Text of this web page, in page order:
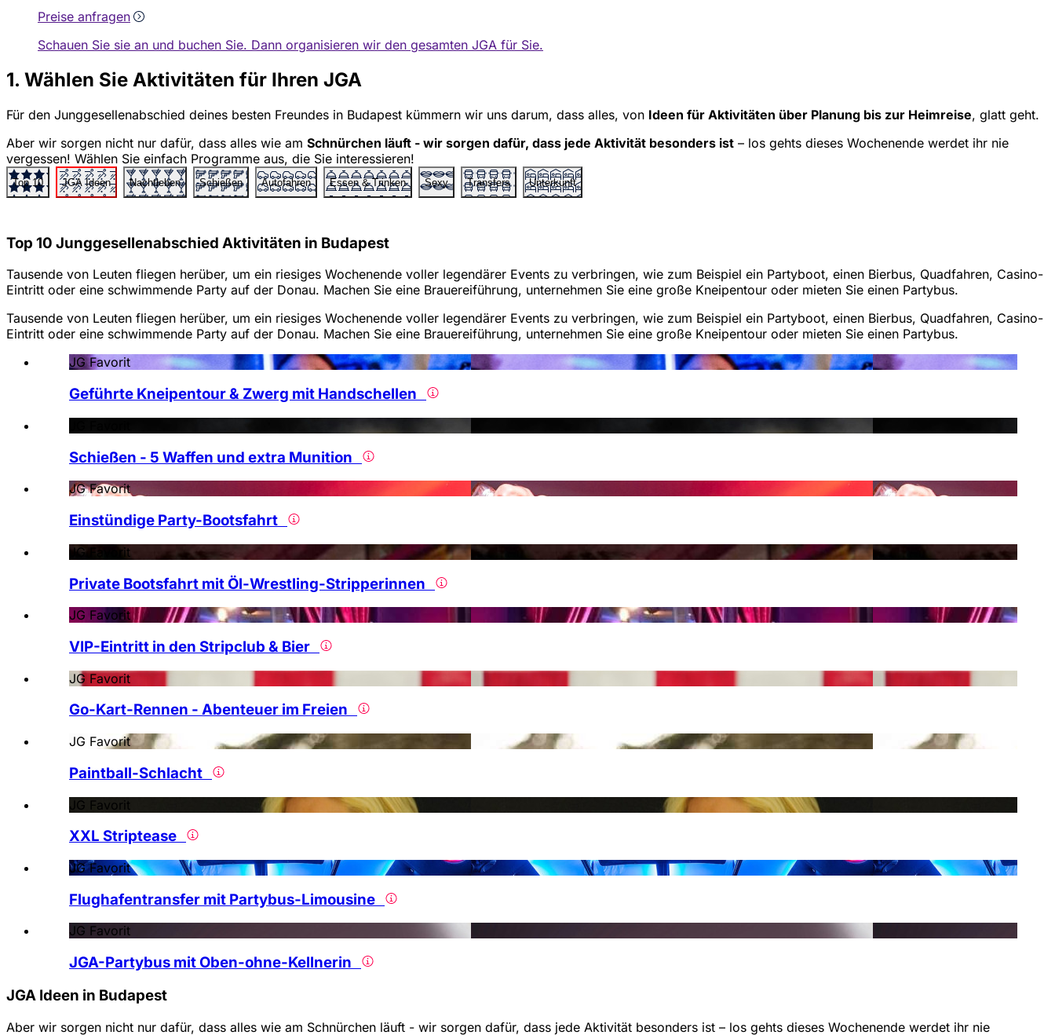
Preise anfragen
Schauen Sie sie an und buchen Sie. Dann organisieren wir den gesamten JGA für Sie.
1. Wählen Sie Aktivitäten für Ihren JGA
Für den Junggesellenabschied deines besten Freundes in Budapest kümmern wir uns darum, dass alles, von Ideen für Aktivitäten über Planung bis zur Heimreise, glatt geht.
Aber wir sorgen nicht nur dafür, dass alles wie am Schnürchen läuft - wir sorgen dafür, dass jede Aktivität besonders ist – los gehts dieses Wochenende werdet ihr nie
vergessen! Wählen Sie einfach Programme aus, die Sie interessieren!
Top 10 JGA Ideen Nachtleben Schießen Autofahren Essen & Trinken Sexy Transfers Unterkunft
Top 10 Junggesellenabschied Aktivitäten in Budapest
Tausende von Leuten fliegen herüber, um ein riesiges Wochenende voller legendärer Events zu verbringen, wie zum Beispiel ein Partyboot, einen Bierbus, Quadfahren, Casino-
Eintritt oder eine schwimmende Party auf der Donau. Machen Sie eine Brauereiführung, unternehmen Sie eine große Kneipentour oder mieten Sie einen Partybus.
Tausende von Leuten fliegen herüber, um ein riesiges Wochenende voller legendärer Events zu verbringen, wie zum Beispiel ein Partyboot, einen Bierbus, Quadfahren, Casino-
Eintritt oder eine schwimmende Party auf der Donau. Machen Sie eine Brauereiführung, unternehmen Sie eine große Kneipentour oder mieten Sie einen Partybus.
JG Favorit
Geführte Kneipentour & Zwerg mit Handschellen
Schießen - 5 Waffen und extra Munition
JG Favorit
Einstündige Party-Bootsfahrt
JG Favorit
Private Bootsfahrt mit Öl-Wrestling-Stripperinnen
JG Favorit
VIP-Eintritt in den Stripclub & Bier
JG Favorit
Go-Kart-Rennen - Abenteuer im Freien
JG Favorit
Paintball-Schlacht
JG Favorit
XXL Striptease
JG Favorit
Flughafentransfer mit Partybus-Limousine
JG Favorit
JGA-Partybus mit Oben-ohne-Kellnerin
JGA Ideen in Budapest
Aber wir sorgen nicht nur dafür, dass alles wie am Schnürchen läuft - wir sorgen dafür, dass jede Aktivität besonders ist – los gehts dieses Wochenende werdet ihr nie